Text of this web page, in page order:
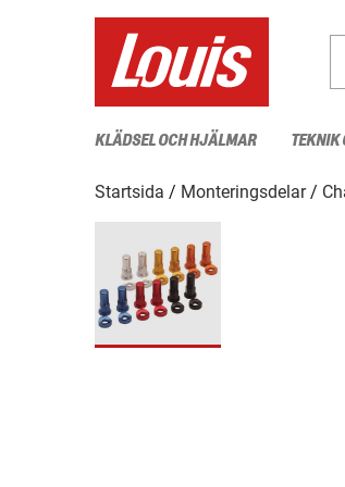
KLÄDSEL OCH HJÄLMAR TEKNIK
Startsida Monteringsdelar